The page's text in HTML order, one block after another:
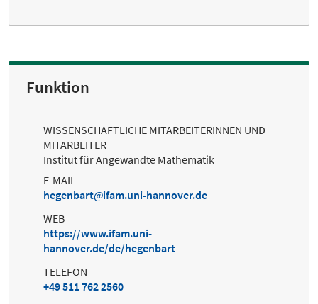
Funktion
WISSENSCHAFTLICHE MITARBEITERINNEN UND
MITARBEITER
Institut für Angewandte Mathematik
E-MAIL
hegenbart
ifam.uni-hannover.de
WEB
https://www.ifam.uni-
hannover.de/de/hegenbart
TELEFON
+49 511 762 2560